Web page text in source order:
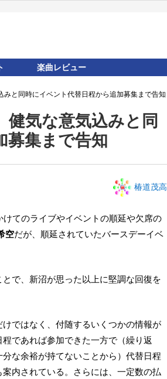
楽曲レビュー
と同時にイベント代替日程から追加募集まで告知
気な意気込みと同
募集まで告知
椿道茂高
空だが、順延されていたバースデーイベ
であれば参加できた一方で（繰り返
な余裕が持てないことから）代替日程
内されている。さらには、一定数の払